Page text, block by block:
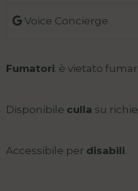
Voice Concierge
Fumatori: è vietato
Disponibile culla su
Accessibile per disabili.